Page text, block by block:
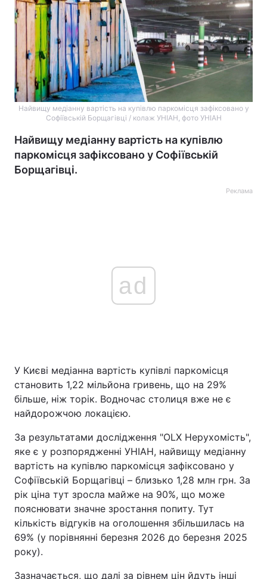
Найвищу медіанну вартість на купівлю паркомісця зафіксовано у
Софіївській Борщагівці / колаж УНІАН, фото УНІАН
Найвищу медіанну вартість на купівлю
паркомісця зафіксовано у Софіївській
Борщагівці.
Реклама
ad
У Києві медіанна вартість купівлі паркомісця
становить 1,22 мільйона гривень, що на 29%
більше, ніж торік. Водночас столиця вже не є
найдорожчою локацією.
За результатами дослідження "OLX Нерухомість",
яке є у розпорядженні УНІАН, найвищу медіанну
вартість на купівлю паркомісця зафіксовано у
Софіївській Борщагівці – близько 1,28 млн грн. За
рік ціна тут зросла майже на 90%, що може
пояснювати значне зростання попиту. Тут
кількість відгуків на оголошення збільшилась на
69% (у порівнянні березня 2026 до березня 2025
року).
Зазначається, що далі за рівнем цін йдуть інші